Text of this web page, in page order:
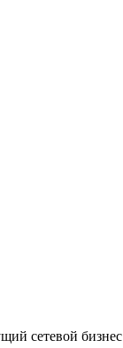
сетевой бизнес